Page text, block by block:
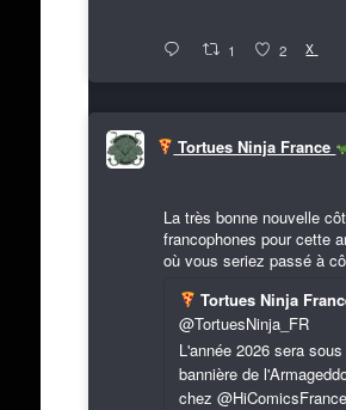
1 2 X
Tortues Ninja France
La très bonne nouvelle
francophones pour cette
où vous seriez passé à
Tortues Ninja
@TortuesNinja_FR
L'année 2026 sera
bannière de
chez